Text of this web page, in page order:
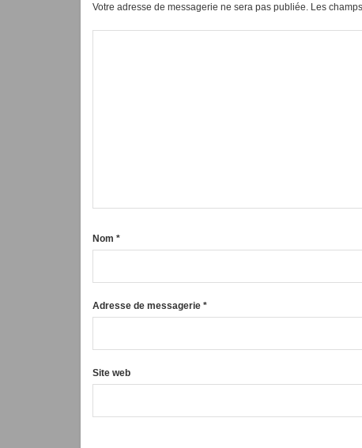
Votre adresse de messagerie ne sera pas publiée. Les
Nom *
Adresse de messagerie *
Site web